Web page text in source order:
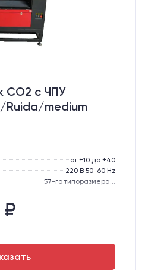
CO2 c ЧПУ
medium
от +10 до +40
220 В 50-60 Hz
₽